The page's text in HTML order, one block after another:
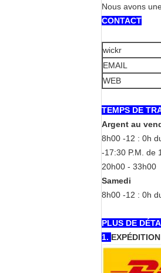
Nous avons
CONTACT
wickr
EMAIL
WEB
TEMPS DE
Argent au
8h00 -12 : 0h
-17:30 P.M. de
20h00 - 33h00
Samedi
8h00 -12 : 0h
PLUS DE
1. EXPÉDITION